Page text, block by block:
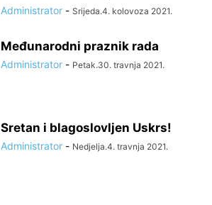
Administrator - Srijeda.4. kolovoza 2021.
Međunarodni praznik rada
Administrator - Petak.30. travnja 2021.
Sretan i blagoslovljen Uskrs!
Administrator - Nedjelja.4. travnja 2021.